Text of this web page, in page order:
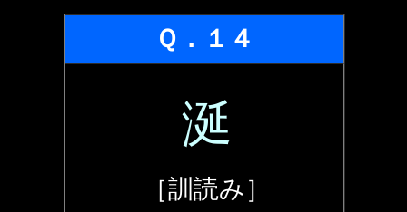
Ｑ．１４
涎
［訓読み］